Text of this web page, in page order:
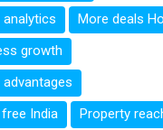
analytics
More deals
growth
India
Property